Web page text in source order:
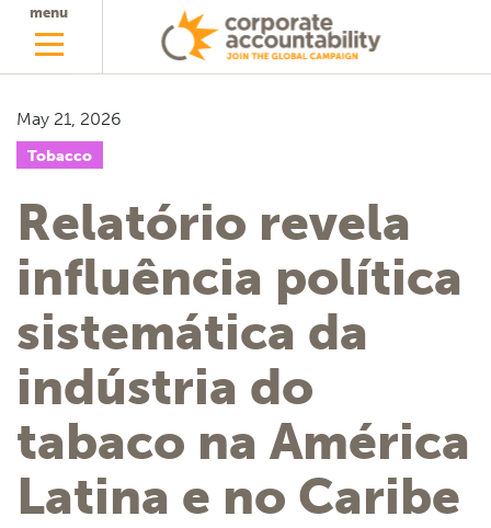
menu
May 21, 2026
Tobacco
Relatório revela
influência política
sistemática da
indústria do
tabaco na América
Latina e no Caribe